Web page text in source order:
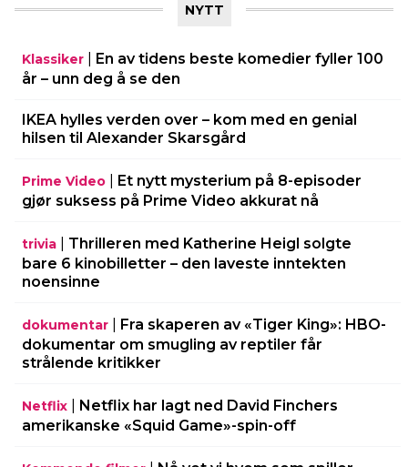
NYTT
Klassiker
En av tidens beste komedier fyller 100
år – unn deg å se den
IKEA hylles verden over – kom med en genial
hilsen til Alexander Skarsgård
Prime Video
Et nytt mysterium på 8-episoder
gjør suksess på Prime Video akkurat nå
trivia
Thrilleren med Katherine Heigl solgte
bare 6 kinobilletter – den laveste inntekten
noensinne
dokumentar
Fra skaperen av «Tiger King»: HBO-
dokumentar om smugling av reptiler får
strålende kritikker
Netflix
Netflix har lagt ned David Finchers
amerikanske «Squid Game»-spin-off